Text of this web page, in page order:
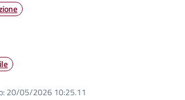
20/05/2026 10:25.11